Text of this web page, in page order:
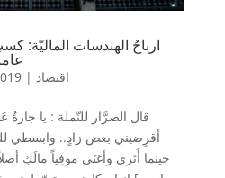
| اقتصاد
قال الصرَّار للنّملة : يا
أقرِضيني بعض زادٍ.. وابسطي
حينما أَثرى وأغنَى موفِياً مالَكِ